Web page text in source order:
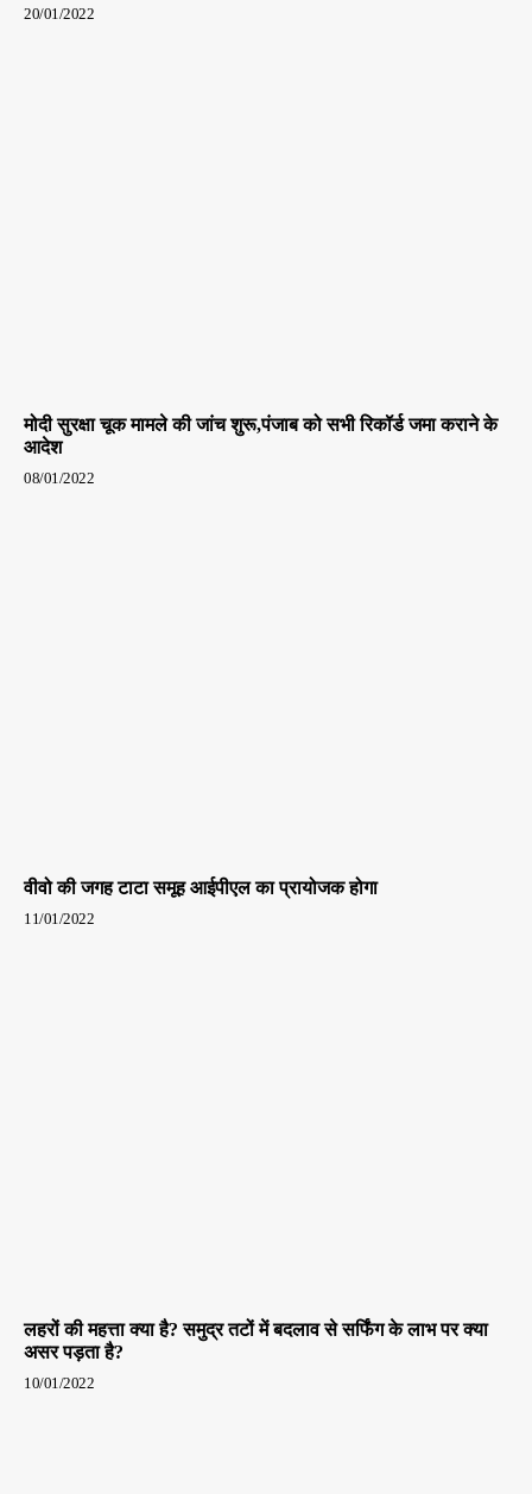
20/01/2022
मोदी सुरक्षा चूक मामले की जांच शुरू,पंजाब को सभी रिकॉर्ड जमा कराने के
आदेश
08/01/2022
वीवो की जगह टाटा समूह आईपीएल का प्रायोजक होगा
11/01/2022
लहरों की महत्ता क्या है? समुद्र तटों में बदलाव से सर्फिंग के लाभ पर क्या
असर पड़ता है?
10/01/2022